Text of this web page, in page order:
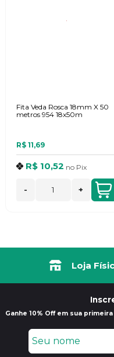
Fita Veda Rosca 18mm X 50
metros 954 18x50m
R$ 11,69
R$ 10,52 no Pix
- +
Loja
Ganhe 10% Off em sua